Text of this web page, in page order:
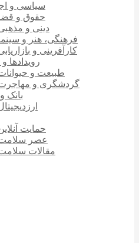
سیاسی و
حقوق و
دینی و
فرهنگی، هنر و
کارآفرینی و
رویدادها
طبیعت و
گردشگری و
بانک
حمایت
عصر
مقالات